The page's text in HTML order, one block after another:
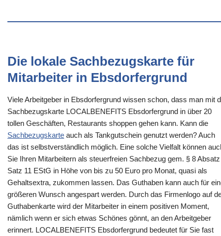
Die lokale Sachbezugskarte für
Mitarbeiter in Ebsdorfergrund
Viele Arbeitgeber in Ebsdorfergrund wissen schon, dass man mit
Sachbezugskarte LOCALBENEFITS Ebsdorfergrund in über 20
tollen Geschäften, Restaurants shoppen gehen kann. Kann die
Sachbezugskarte auch als Tankgutschein genutzt werden? Auch
das ist selbstverständlich möglich. Eine solche Vielfalt können
Sie Ihren Mitarbeitern als steuerfreien Sachbezug gem. § 8
Satz 11 EStG in Höhe von bis zu 50 Euro pro Monat, quasi als
Gehaltsextra, zukommen lassen. Das Guthaben kann auch für
größeren Wunsch angespart werden. Durch das Firmenlogo auf
Guthabenkarte wird der Mitarbeiter in einem positiven Moment,
nämlich wenn er sich etwas Schönes gönnt, an den Arbeitgeber
erinnert. LOCALBENEFITS Ebsdorfergrund bedeutet für Sie fast